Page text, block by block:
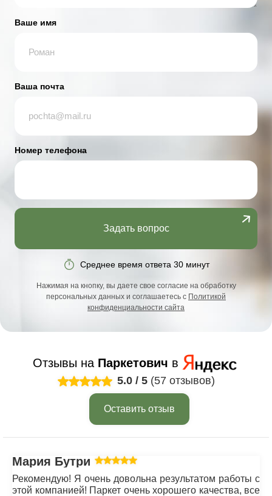
Ваше имя
Ваша почта
Номер телефона
Задать вопрос
Среднее время ответа 30 минут
Нажимая на кнопку, вы даете свое согласие на обработку
персональных данных и соглашаетесь с Политикой
конфиденциальности сайта
Отзывы на Паркетович в
5.0 / 5 (57 отзывов)
Оставить отзыв
Мария Бутрим
Рекомендую! Я очень довольна результатом работы с
этой компанией! Паркет очень хорошего качества, все